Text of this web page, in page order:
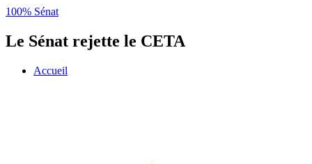
100% Sénat
Le Sénat rejette le CETA
Accueil